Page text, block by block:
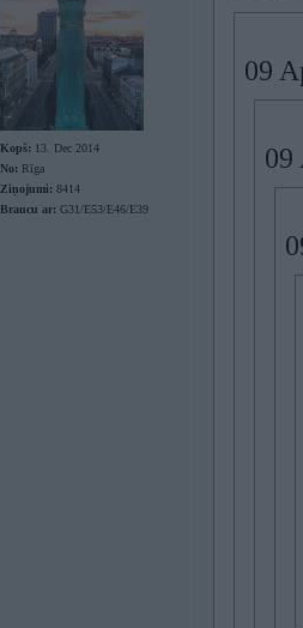
Kopš: 13. Dec 2014
No: Rīga
Ziņojumi: 8414
Braucu ar: G31/E53/E46/E39
09
09